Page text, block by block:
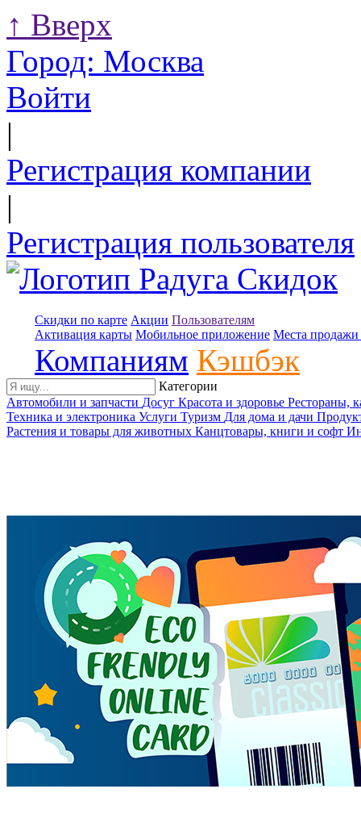
↑ Вверх
Город: Москва
Войти
|
Регистрация компании
|
Регистрация пользователя
Скидки по карте Акции Пользователям
Активация карты Мобильное приложение Места продажи
Компаниям Кэшбэк
Категории
Автомобили и запчасти Досуг Красота и здоровье Рестораны,
Техника и электроника Услуги Туризм Для дома и дачи
Растения и товары для животных Канцтовары, книги и софт